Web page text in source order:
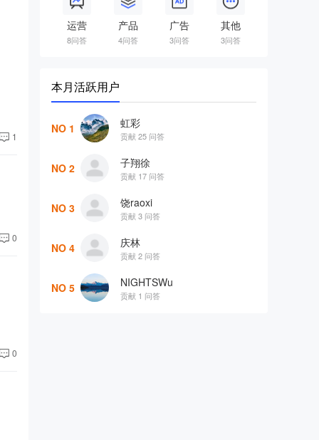
1
0
0
运营
8问答
产品
4问答
广告
3问答
其他
3问答
本月活跃用户
NO 1 虹彩
贡献 25 问答
NO 2 子翔徐
贡献 17 问答
NO 3 饶raoxi
贡献 3 问答
NO 4 庆林
贡献 2 问答
NO 5 NIGHTSWu
贡献 1 问答